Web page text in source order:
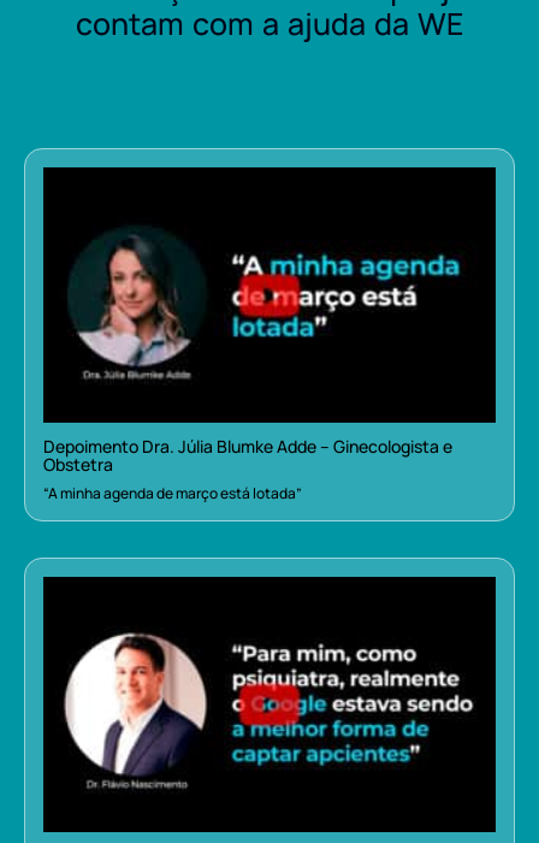
contam com a ajuda da WE
Depoimento Dra. Júlia Blumke Adde – Ginecologista e
Obstetra
“A minha agenda de março está lotada”